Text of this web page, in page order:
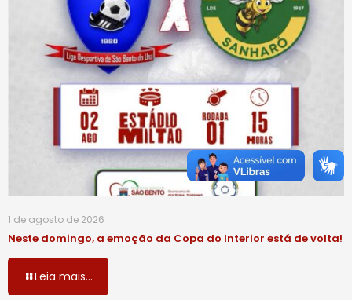
1 de agosto de 2026
Neste domingo, a emoção da Copa do Interior está de volta!
Leia mais...